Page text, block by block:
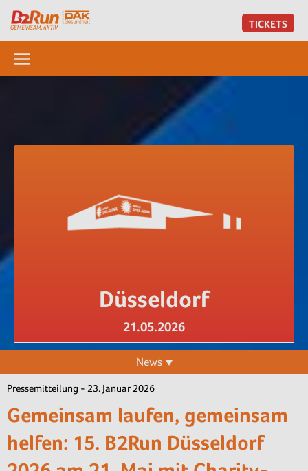
TICKETS
Düsseldorf
21.05.2026
News
Pressemitteilung - 23. Januar 2026
Gemeinsam laufen, gemeinsam
helfen: 15. B2Run Düsseldorf